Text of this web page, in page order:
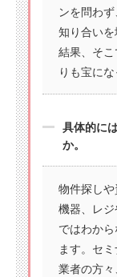
ンを問わ
知り合いを
結果、そ
りも宝にな
具体的に
か。
物件探し
機器、レ
ではわか
ます。セ
業者の方